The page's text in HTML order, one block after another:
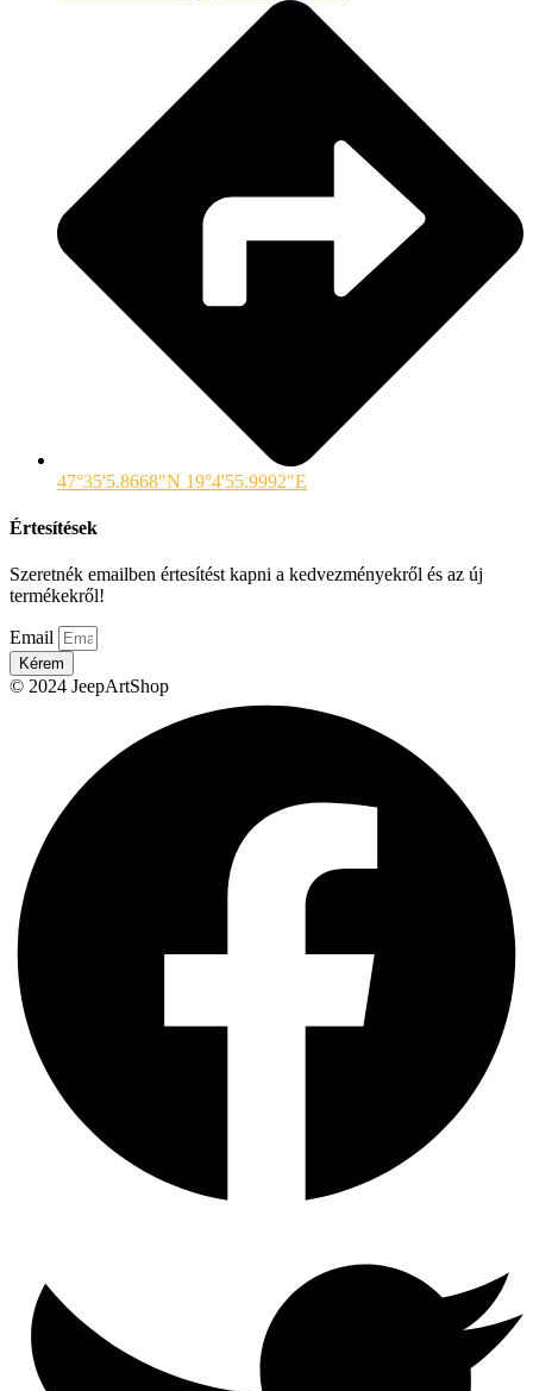
47°35'5.8668"N 19°4'55.9992"E
Értesítések
Szeretnék emailben értesítést kapni a kedvezményekről és az új
termékekről!
Email
Kérem
© 2024 JeepArtShop